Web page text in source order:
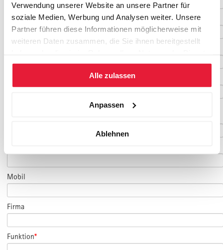
Verwendung unserer Website an unsere Partner für
soziale Medien, Werbung und Analysen weiter. Unsere
Partner führen diese Informationen möglicherweise mit
weiteren Daten zusammen, die Sie ihnen bereitgestellt
gesammelt haben.
Alle zulassen
Anpassen
Ablehnen
Geburtsdatum
Mobil
Firma
Funktion*